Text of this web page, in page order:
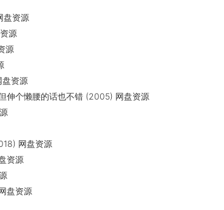
盘资源
源
源
资源
伸个懒腰的话也不错 (2005) 网盘资源
网盘资源
资源
盘资源